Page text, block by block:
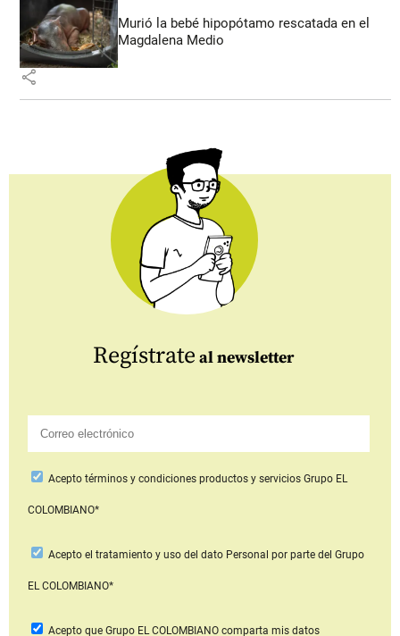
Murió la bebé hipopótamo rescatada en el
Magdalena Medio
share
Regístrate al newsletter
Aceptotérminos y condiciones productos y serviciosGrupo EL
COLOMBIANO*
Acepto el tratamiento y uso del dato Personal por parte del Grupo
EL COLOMBIANO*
Acepto que Grupo EL COLOMBIANOcomparta mis datos